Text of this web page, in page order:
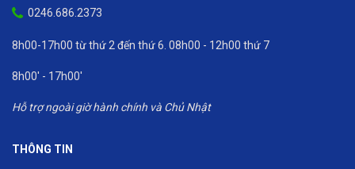
0246.686.2373
8h00-17h00 từ thứ 2 đến thứ 6. 08h00 - 12h00 thứ 7
8h00' - 17h00'
Hỗ trợ ngoài giờ hành chính và Chủ Nhật
THÔNG TIN